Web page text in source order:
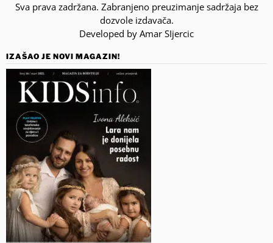
Sva prava zadržana. Zabranjeno preuzimanje sadržaja bez
dozvole izdavača.
Developed by Amar SIjercic
IZAŠAO JE NOVI MAGAZIN!